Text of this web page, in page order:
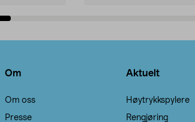
Om
Om oss
Presse
Aktuelt
Høytrykkspylere
Rengjøring